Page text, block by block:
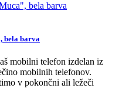
bela barva
mobilni telefon izdelan iz
mobilnih telefonov.
v pokončni ali ležeči